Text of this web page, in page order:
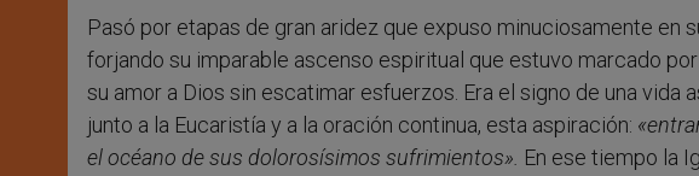
Pasó por etapas de gran aridez que expuso minuciosamente en
forjando su imparable ascenso espiritual que estuvo marcado
su amor a Dios sin escatimar esfuerzos. Era el signo de una
junto a la Eucaristía y a la oración continua, esta aspiración:
el océano de sus dolorosísimos sufrimientos». En ese tiempo la